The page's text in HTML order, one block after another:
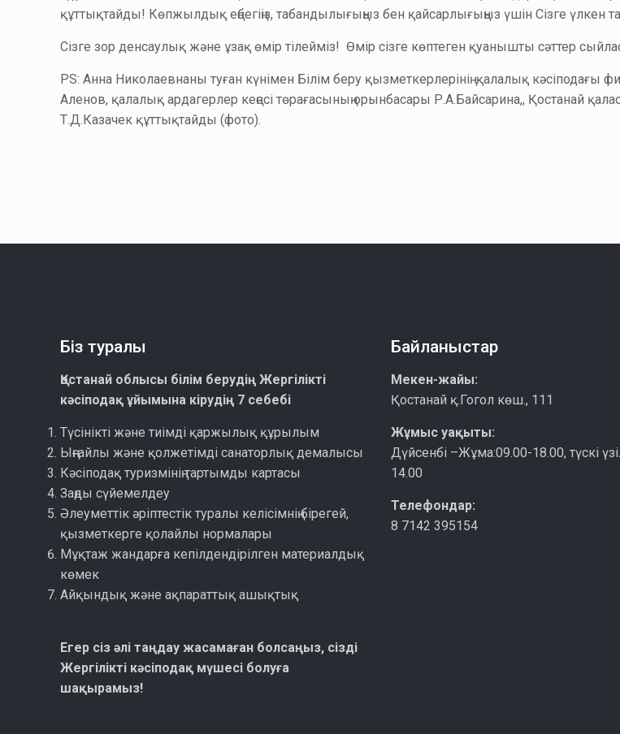
құттықтайды! Көпжылдық еңбегіңіз, табандылығыңыз бен қайсарлығыңыз үшін Сізге үлкен
Сізге зор денсаулық және ұзақ өмір тілейміз! Өмір сізге көптеген қуанышты сәттер
PS: Анна Николаевнаны туған күнімен Білім беру қызметкерлерінің қалалық
Аленов, қалалық ардагерлер кеңесі төрағасының орынбасары Р.А.Байсарина,, Қостанай
Т.Д.Казачек құттықтайды (фото).
Біз туралы
Қостанай облысы білім берудің Жергілікті
кәсіподақ ұйымына кірудің 7 себебі
Түсінікті және тиімді қаржылық құрылым
Ыңғайлы және қолжетімді санаторлық демалысы
Кәсіподақ туризмінің тартымды картасы
Заңды сүйемелдеу
Әлеуметтік әріптестік туралы келісімнің бірегей,
қызметкерге қолайлы нормалары
Мұқтаж жандарға кепілдендірілген материалдық
көмек
Айқындық және ақпараттық ашықтық
Егер сіз әлі таңдау жасамаған болсаңыз, сізді
Жергілікті кәсіподақ мүшесі болуға
шақырамыз!
Байланыстар
Мекен-жайы:
Қостанай қ.Гогол көш., 111
Жұмыс уақыты:
Дүйсенбі –Жұма:09.00-18.00, түскі
14.00
Телефондар:
8 7142 395154